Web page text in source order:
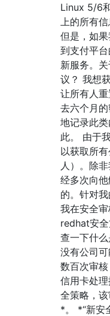
Linux 5/6
上的所有
但是，如
到支付平台
新服务。
议？ 我想
让所有人
去六个月
地记录此
此。 由于
以获取所
人）。除
经多次向
的。针对
我在安全
redhat安
查一下什
没有公司
数百次审
信用卡处
全策略，
*。 *“新安